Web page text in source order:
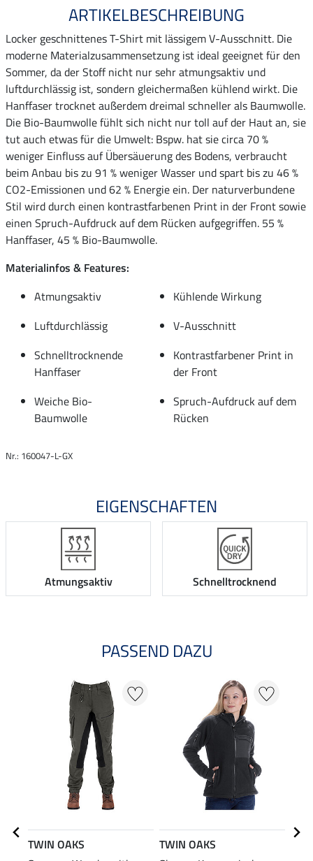
ARTIKELBESCHREIBUNG
Locker geschnittenes T-Shirt mit lässigem V-Ausschnitt. Die
moderne Materialzusammensetzung ist ideal geeignet für den
Sommer, da der Stoff nicht nur sehr atmungsaktiv und
luftdurchlässig ist, sondern gleichermaßen kühlend wirkt. Die
Hanffaser trocknet außerdem dreimal schneller als Baumwolle.
Die Bio-Baumwolle fühlt sich nicht nur toll auf der Haut an, sie
tut auch etwas für die Umwelt: Bspw. hat sie circa 70 %
weniger Einfluss auf Übersäuerung des Bodens, verbraucht
beim Anbau bis zu 91 % weniger Wasser und spart bis zu 46 %
CO2-Emissionen und 62 % Energie ein. Der naturverbundene
Stil wird durch einen kontrastfarbenen Print in der Front sowie
einen Spruch-Aufdruck auf dem Rücken aufgegriffen. 55 %
Hanffaser, 45 % Bio-Baumwolle.
Materialinfos & Features:
Atmungsaktiv
Kühlende Wirkung
Luftdurchlässig
V-Ausschnitt
Schnelltrocknende
Hanffaser
Kontrastfarbener Print in
der Front
Weiche Bio-
Baumwolle
Spruch-Aufdruck auf dem
Rücken
Nr.: 160047-L-GX
EIGENSCHAFTEN
Atmungsaktiv Schnelltrocknend
PASSEND DAZU
TWIN OAKS
TWIN OAKS